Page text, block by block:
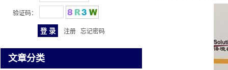
验证码：
注册 忘记密码
文章分类